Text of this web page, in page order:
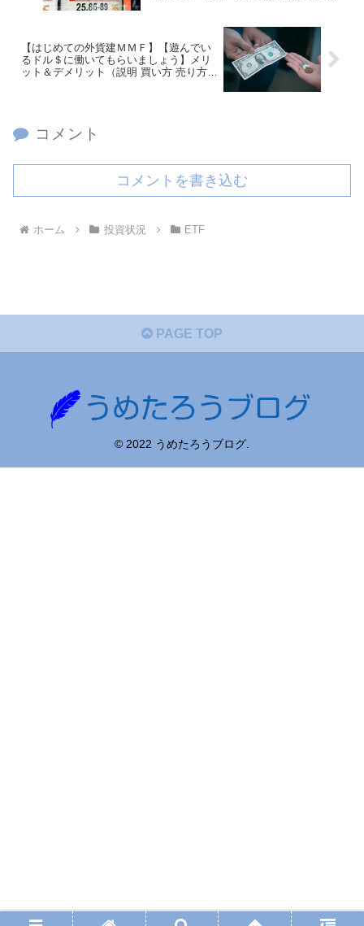
【はじめての外貨建ＭＭＦ】【遊んでい
るドル＄に働いてもらいましょう】メリ
ット＆デメリット（説明 買い方 売り方
コメント
コメントを書き込む
ホーム 投資状況 ETF
PAGE TOP
© 2022 うめたろうブログ.